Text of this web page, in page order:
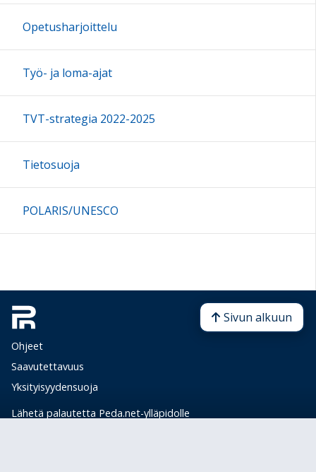
Opetusharjoittelu
Työ- ja loma-ajat
TVT-strategia 2022-2025
Tietosuoja
POLARIS/UNESCO
Ohjeet
Saavutettavuus
Yksityisyydensuoja
Lähetä palautetta Peda.net-ylläpidolle
Sivun alkuun